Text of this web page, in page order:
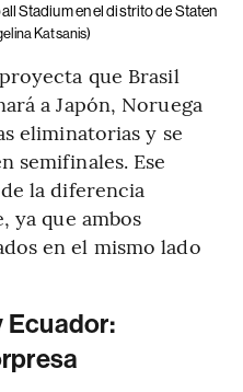
Stadium en el distrito de Staten
Katsanis)
que Brasil
a Japón, Noruega
eliminatorias y se
semifinales. Ese
la diferencia
ya que ambos
en el mismo lado
Ecuador: